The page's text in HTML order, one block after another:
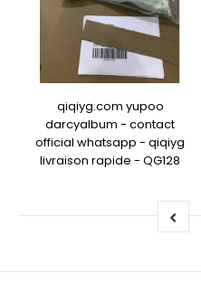
qiqiyg.com yupoo
darcyalbum - contact
official whatsapp - qiqiyg
livraison rapide - QG128